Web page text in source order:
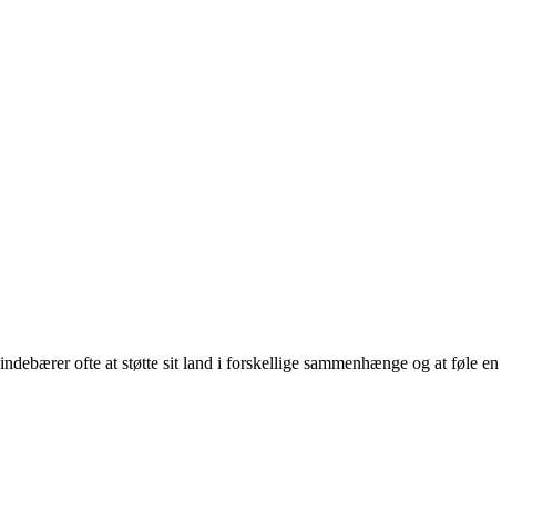
ofte at støtte sit land i forskellige sammenhænge og at føle en